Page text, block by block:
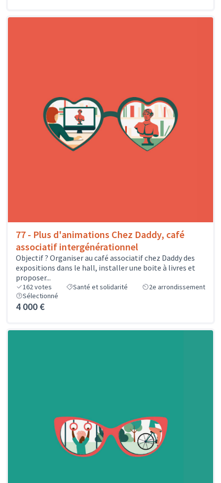
77 - Plus d'animations Chez Daddy, café
associatif intergénérationnel
Objectif ? Organiser au café associatif chez Daddy des
expositions dans le hall, installer une boite à livres et
proposer...
162votes Santé et solidarité
2e arrondissement
Sélectionné
4 000 €